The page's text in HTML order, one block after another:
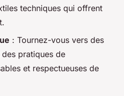
techniques qui offrent
: Tournez-vous vers des
pratiques de
et respectueuses de